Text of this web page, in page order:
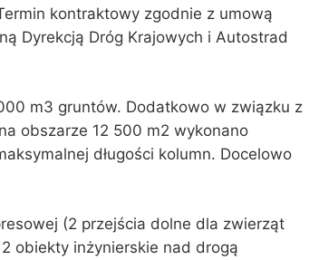
kontraktowy zgodnie z umową
Dyrekcją Dróg Krajowych i Autostrad
m3 gruntów. ‎‎Dodatkowo w związku z
obszarze 12 500 m2 ‎wykonano
‎długości kolumn. Docelowo
(2 przejścia dolne ‎dla zwierząt
obiekty inżynierskie nad drogą